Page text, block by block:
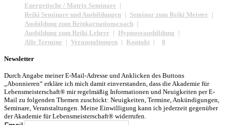
Energetische / Matrix Seminare
Reiki Seminare und Ausbildungen
Seminar zum Reiki Meister
Ausbildung zum Reinkarnationscoach
Ausbildung zum Reiki Lehrer
Hypnoseausbildung
Alle Termine
Veranstaltungen Kontakt 0
Newsletter
Durch Angabe meiner E-Mail-Adresse und Anklicken des Buttons
„Abonnieren“ erkläre ich mich damit einverstanden, dass die Akademie für
Lebensmeisterschaft® mir regelmäßig Informationen und Neuigkeiten per E-
Mail zu folgenden Themen zuschickt: Neuigkeiten, Termine, Ankündigungen,
Seminare, Veranstaltungen. Meine Einwilligung kann ich jederzeit gegenüber
der Akademie für Lebensmeisterschaft® widerrufen.